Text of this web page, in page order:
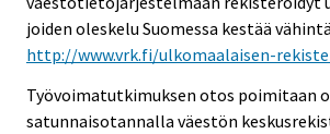
joiden oleskelu Suomessa kestää
http://www.vrk.fi/ulkomaalaisen-
Työvoimatutkimuksen otos poimitaan
satunnaisotannalla väestön